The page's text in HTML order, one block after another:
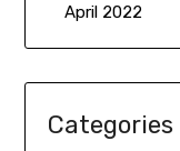
April 2022
Categories